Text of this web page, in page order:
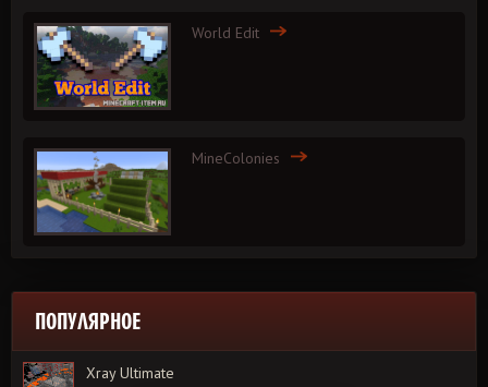
World Edit
MineColonies
ПОПУЛЯРНОЕ
Xray Ultimate